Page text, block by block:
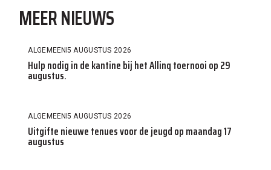
MEER NIEUWS
ALGEMEEN5 AUGUSTUS 2026
Hulp nodig in de kantine bij het Allinq toernooi op 29
augustus.
ALGEMEEN5 AUGUSTUS 2026
Uitgifte nieuwe tenues voor de jeugd op maandag 17
augustus